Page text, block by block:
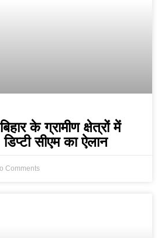
के ग्रामीण क्षेत्रों में
सीएम का ऐलान
Comments